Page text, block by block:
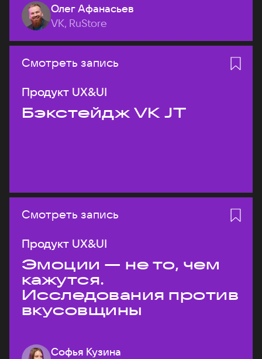
Олег Афанасьев
VK, RuStore
Смотреть запись
Продукт UX&UI
Бэкстейдж VK JT
Смотреть запись
Продукт UX&UI
Эмоции — не то, чем
кажутся.
Исследования против
вкусовщины
Софья Кузина